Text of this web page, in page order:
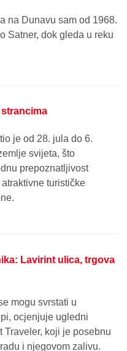
na Dunavu sam od 1968.
Satner, dok gleda u reku
je od 28. jula do 6.
svijeta, što
prepoznatljivost
turističke
Lavirint ulica, trgova
mogu svrstati u
ocjenjuje ugledni
Traveler, koji je posebnu
i njegovom zalivu.